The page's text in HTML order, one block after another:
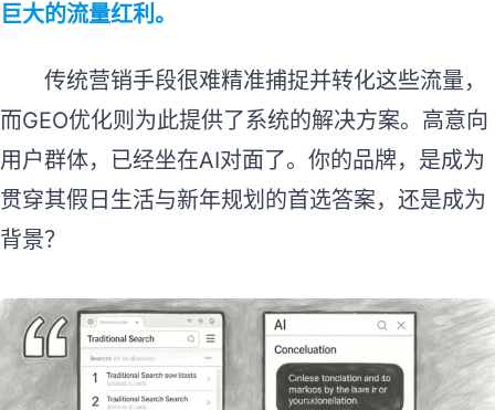
巨大的流量红利。
传统营销手段很难精准捕捉并转化这些流量，
而GEO优化则为此提供了系统的解决方案。高意向
用户群体，已经坐在AI对面了。你的品牌，是成为
贯穿其假日生活与新年规划的首选答案，还是成为
背景？